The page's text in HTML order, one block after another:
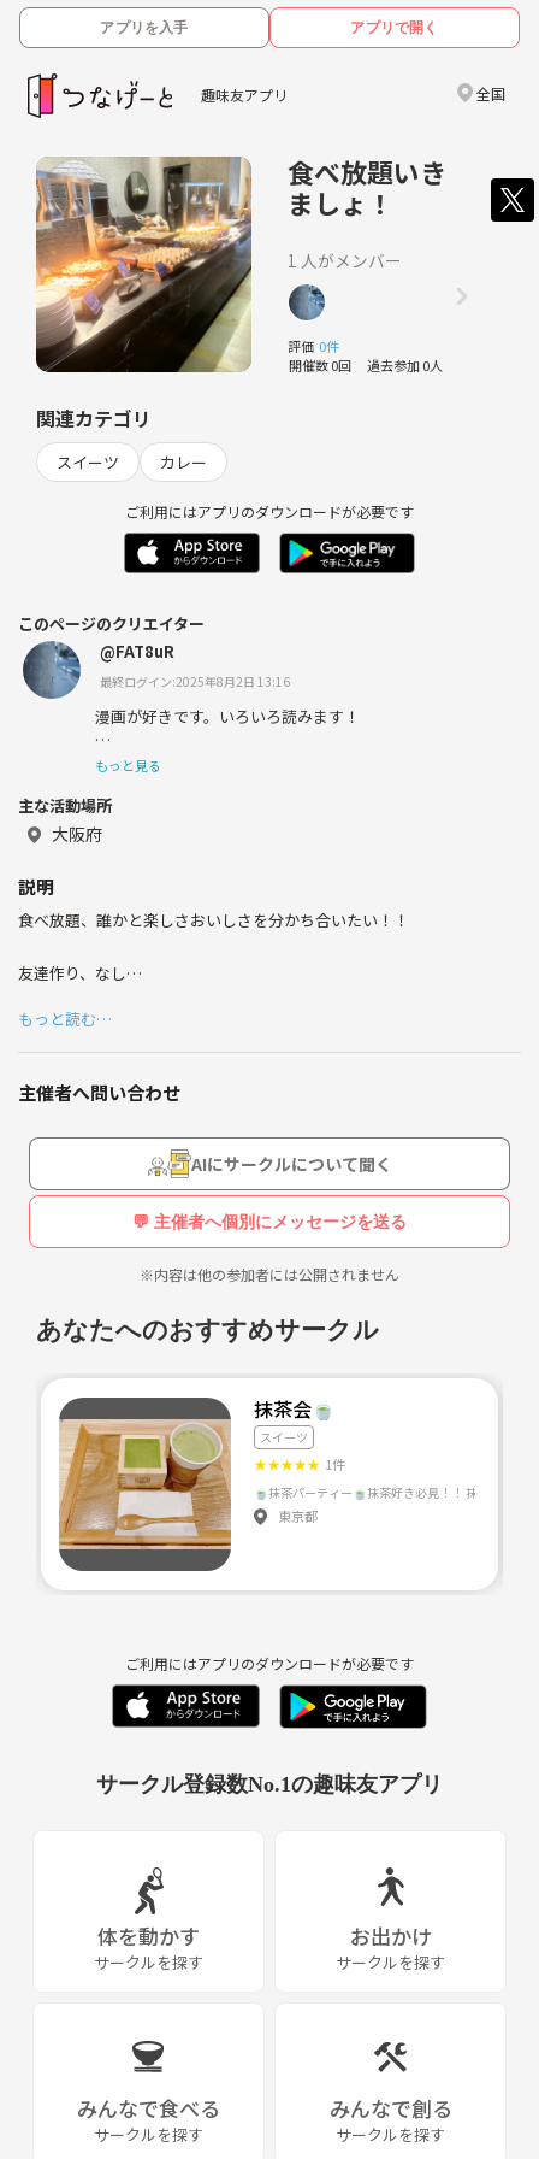
アプリを入手 アプリで開く
趣味友アプリ 全国
食べ放題いき
ましょ！
1 人がメンバー
評価 0件
開催数 0回 過去参加 0人
関連カテゴリ
スイーツ カレー
ご利用にはアプリのダウンロードが必要です
このページのクリエイター
@FAT8uR
最終ログイン:2025年8月2日 13:16
漫画が好きです。いろいろ読みます！
楽しい時間を共有できたら嬉しいです。
よろしくお願いします。
もっと見る
主な活動場所
大阪府
説明
食べ放題、誰かと楽しさおいしさを分かち合いたい！！
友達作り、なし
出会い、なし
食べ放題を楽しむ心、有り
青春時代にスイパラにいかないまま、もうすぐ30代。
地方出身なので大阪に友達がおらず、
友達が来てもせっかく大阪来たなら…！とスイパラにいくことはなくこ
こまで来てしまいました。
せっかく行くなら誰かと楽しみたい！
と思ってこのサークルを作ってみました。
完全にその場を楽しむだけの会にしたいです。
まずはスイパラに行ってみたいです！！
期間限定のいちごフェアいきたいな🍓
行ったことある方も、ない方も一緒に楽しみましょう！
その場の食事を一緒に楽しみたいです☺️
もっと読む…
主催者へ問い合わせ
AIにサークルについて聞く
💬 主催者へ個別にメッセージを送る
※内容は他の参加者には公開されません
あなたへのおすすめサークル
抹茶会🍵
スイーツ
★★★★★ 1件
東京都
ご利用にはアプリのダウンロードが必要です
サークル登録数No.1の趣味友アプリ
体を動かす
サークルを探す
お出かけ
サークルを探す
みんなで食べる
サークルを探す
みんなで創る
サークルを探す